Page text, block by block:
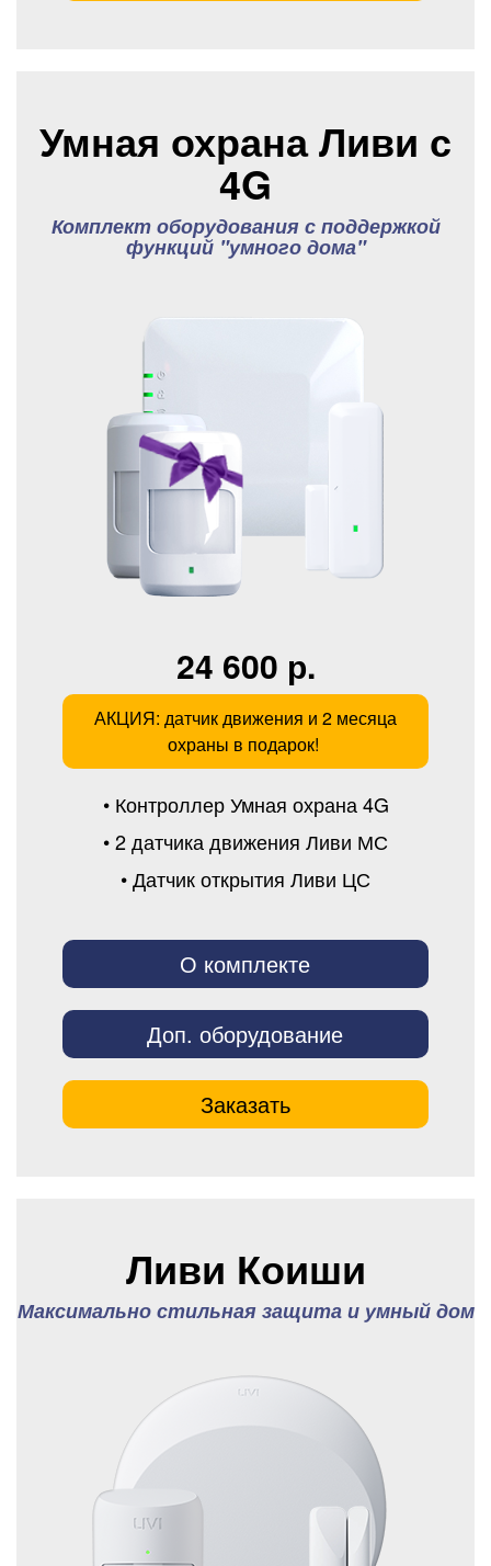
Умная охрана Ливи с
4G
Комплект оборудования с поддержкой
функций "умного дома"
24 600 р.
АКЦИЯ: датчик движения и 2 месяца
охраны в подарок!
• Контроллер Умная охрана 4G
• 2 датчика движения Ливи МС
• Датчик открытия Ливи ЦС
О комплекте
Доп. оборудование
Заказать
Ливи Коиши
Максимально стильная защита и умный дом